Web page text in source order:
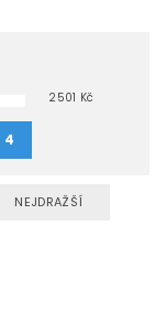
2501 Kč
4
NEJDRAŽŠÍ